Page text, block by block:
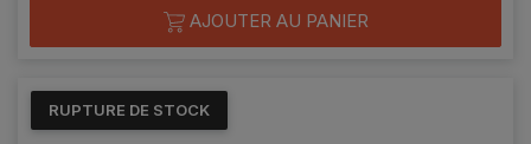
AJOUTER AU PANIER
RUPTURE DE STOCK